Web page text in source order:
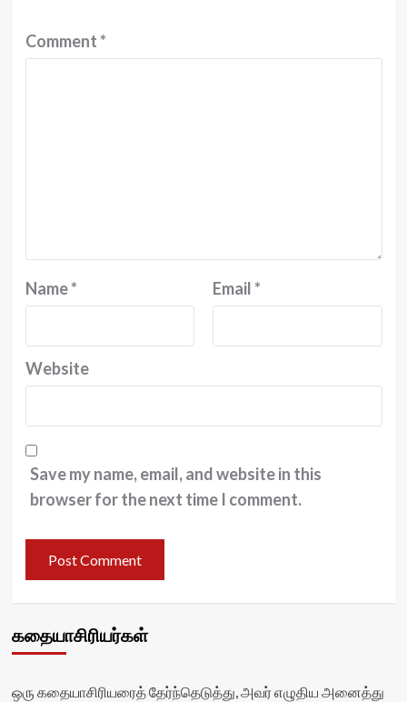
Comment*
Name* Email*
Website
Save my name, email, and website in this
browser for the next time I comment.
கதையாசிரியர்கள்
ஒரு கதையாசிரியரைத் தேர்ந்தெடுத்து, அவர் எழுதிய அனைத்து